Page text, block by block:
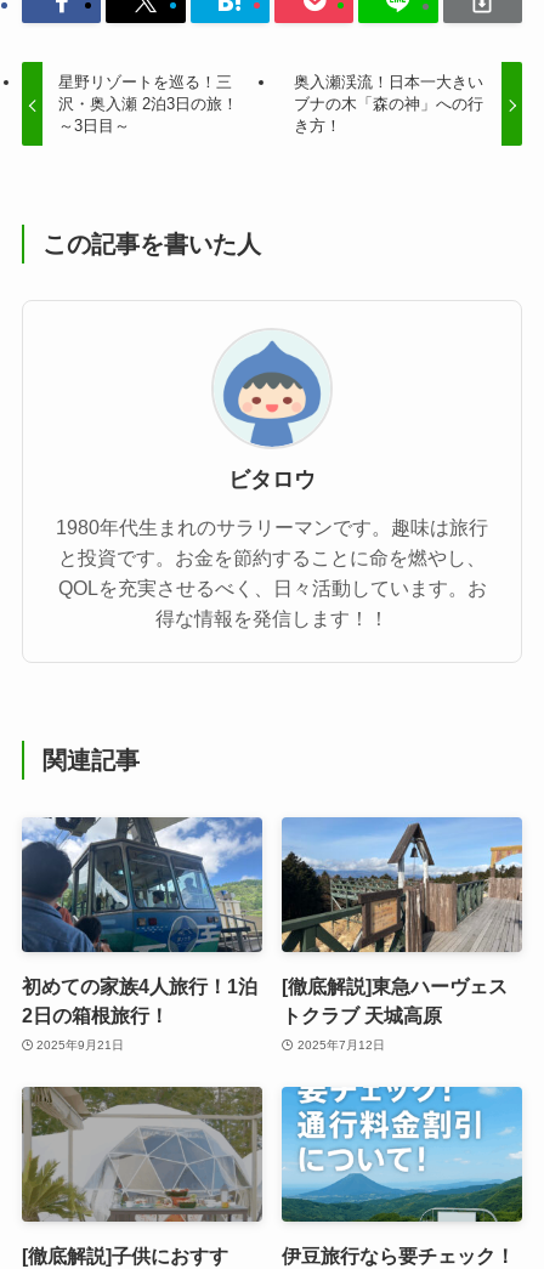
星野リゾートを巡る！三
沢・奥入瀬 2泊3日の旅！
～3日目～
奥入瀬渓流！日本一大きい
ブナの木「森の神」への行
き方！
この記事を書いた人
ビタロウ
1980年代生まれのサラリーマンです。趣味は旅行
と投資です。お金を節約することに命を燃やし、
QOLを充実させるべく、日々活動しています。お
得な情報を発信します！！
関連記事
初めての家族4人旅行！1泊
2日の箱根旅行！
2025年9月21日
[徹底解説]東急ハーヴェス
トクラブ 天城高原
2025年7月12日
[徹底解説]子供におすす
伊豆旅行なら要チェック！